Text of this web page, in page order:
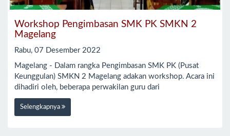
Workshop Pengimbasan SMK PK SMKN 2
Magelang
Rabu, 07 Desember 2022
Magelang - Dalam rangka Pengimbasan SMK PK (Pusat
Keunggulan) SMKN 2 Magelang adakan workshop. Acara ini
dihadiri oleh, beberapa perwakilan guru dari
Selengkapnya